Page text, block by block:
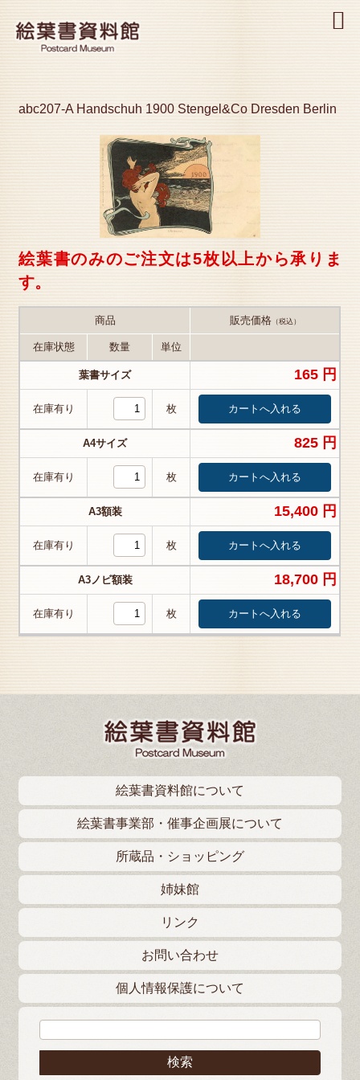
abc207-A Handschuh 1900 Stengel&Co Dresden Berlin
絵葉書のみのご注文は5枚以上から承りま
す。
商品 販売価格（税込）
在庫状態 数量 単位
葉書サイズ 165 円
在庫有り 枚
A4サイズ 825 円
在庫有り 枚
A3額装 15,400 円
在庫有り 枚
A3ノビ額装 18,700 円
在庫有り 枚
絵葉書資料館について
絵葉書事業部・催事企画展について
所蔵品・ショッピング
姉妹館
リンク
お問い合わせ
個人情報保護について